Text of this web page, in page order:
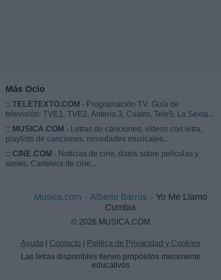
Más Ocio
:: TELETEXTO.COM - Programación TV. Guía de
televisión: TVE1, TVE2, Antena 3, Cuatro, Tele5, La Sexta...
:: MUSICA.COM - Letras de canciones, vídeos con letra,
playlists de canciones, novedades musicales...
:: CINE.COM - Noticias de cine, datos sobre películas y
series. Cartelera de cine...
Musica.com Alberto Barros
Yo Me Llamo
Cumbia
© 2026 MUSICA.COM
Ayuda Contacto
Política de Privacidad y Cookies
Las letras disponibles tienen propósitos meramente
educativos